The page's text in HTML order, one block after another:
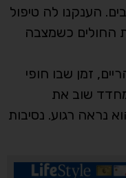
הענקנו לה טיפול
החולים כשמצבה
זמן שבו חופי
שוב את
נראה רגוע. נסיבות